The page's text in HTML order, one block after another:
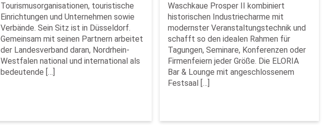
Tourismusorganisationen, touristische
Einrichtungen und Unternehmen sowie
Verbände. Sein Sitz ist in Düsseldorf.
Gemeinsam mit seinen Partnern arbeitet
der Landesverband daran, Nordrhein-
Westfalen national und international als
bedeutende […]
Waschkaue Prosper II kombiniert
historischen Industriecharme mit
modernster Veranstaltungstechnik und
schafft so den idealen Rahmen für
Tagungen, Seminare, Konferenzen oder
Firmenfeiern jeder Größe. Die ELORIA
Bar & Lounge mit angeschlossenem
Festsaal […]